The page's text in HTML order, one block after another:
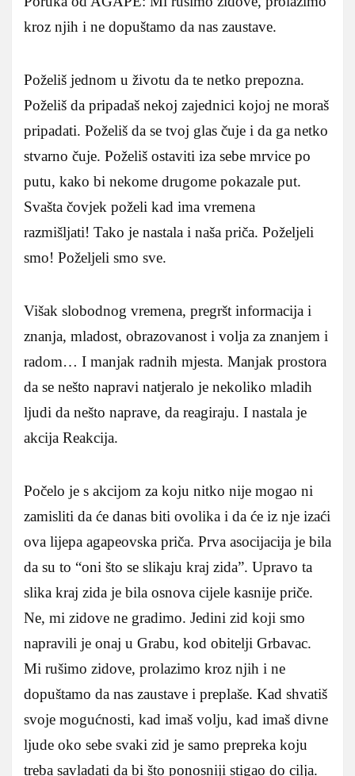
kroz njih i ne dopuštamo da nas zaustave.
Poželiš jednom u životu da te netko prepozna.
Poželiš da pripadaš nekoj zajednici kojoj ne moraš
pripadati. Poželiš da se tvoj glas čuje i da ga netko
stvarno čuje. Poželiš ostaviti iza sebe mrvice po
putu, kako bi nekome drugome pokazale put.
Svašta čovjek poželi kad ima vremena
razmišljati! Tako je nastala i naša priča. Poželjeli
smo! Poželjeli smo sve.
Višak slobodnog vremena, pregršt informacija i
znanja, mladost, obrazovanost i volja za znanjem i
radom… I manjak radnih mjesta. Manjak prostora
da se nešto napravi natjeralo je nekoliko mladih
ljudi da nešto naprave, da reagiraju. I nastala je
akcija Reakcija.
Počelo je s akcijom za koju nitko nije mogao ni
zamisliti da će danas biti ovolika i da će iz nje izaći
ova lijepa agapeovska priča. Prva asocijacija je bila
da su to “oni što se slikaju kraj zida”. Upravo ta
slika kraj zida je bila osnova cijele kasnije priče.
Ne, mi zidove ne gradimo. Jedini zid koji smo
napravili je onaj u Grabu, kod obitelji Grbavac.
Mi rušimo zidove, prolazimo kroz njih i ne
dopuštamo da nas zaustave i preplaše. Kad shvatiš
svoje mogućnosti, kad imaš volju, kad imaš divne
ljude oko sebe svaki zid je samo prepreka koju
treba savladati da bi što ponosniji stigao do cilja.